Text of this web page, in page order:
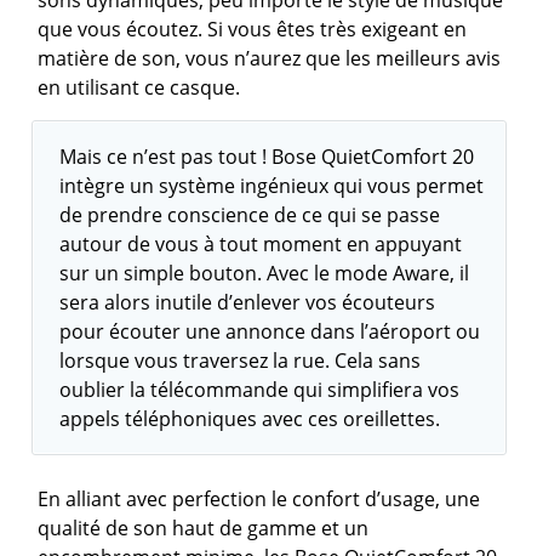
que vous écoutez. Si vous êtes très exigeant en
matière de son, vous n’aurez que les meilleurs avis
en utilisant ce casque.
Mais ce n’est pas tout ! Bose QuietComfort 20
intègre un système ingénieux qui vous permet
de prendre conscience de ce qui se passe
autour de vous à tout moment en appuyant
sur un simple bouton. Avec le mode Aware, il
sera alors inutile d’enlever vos écouteurs
pour écouter une annonce dans l’aéroport ou
lorsque vous traversez la rue. Cela sans
oublier la télécommande qui simplifiera vos
appels téléphoniques avec ces oreillettes.
En alliant avec perfection le confort d’usage, une
qualité de son haut de gamme et un